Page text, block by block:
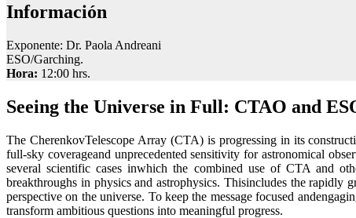
Información
Exponente: Dr. Paola Andreani
ESO/Garching.
Hora: 12:00 hrs.
Seeing the Universe in Full: CTAO and
The CherenkovTelescope Array (CTA) is progressing in its
full-sky coverageand unprecedented sensitivity for astronomical
several scientific cases inwhich the combined use of CTA and
breakthroughs in physics and astrophysics. Thisincludes the rapidly
perspective on the universe. To keep the message focused
transform ambitious questions into meaningful progress.